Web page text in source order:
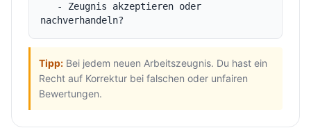
Tipp: Bei jedem neuen Arbeitszeugnis. Du hast ein
Recht auf Korrektur bei falschen oder unfairen
Bewertungen.